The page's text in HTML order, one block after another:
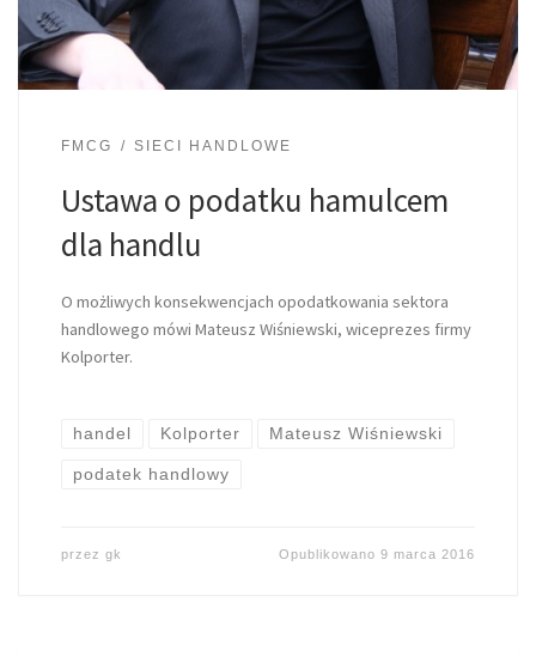
FMCG SIECI HANDLOWE
Ustawa o podatku hamulcem
dla handlu
O możliwych konsekwencjach opodatkowania sektora
handlowego mówi Mateusz Wiśniewski, wiceprezes firmy
Kolporter.
handel Kolporter Mateusz Wiśniewski
podatek handlowy
przez gk Opublikowano9 marca 2016